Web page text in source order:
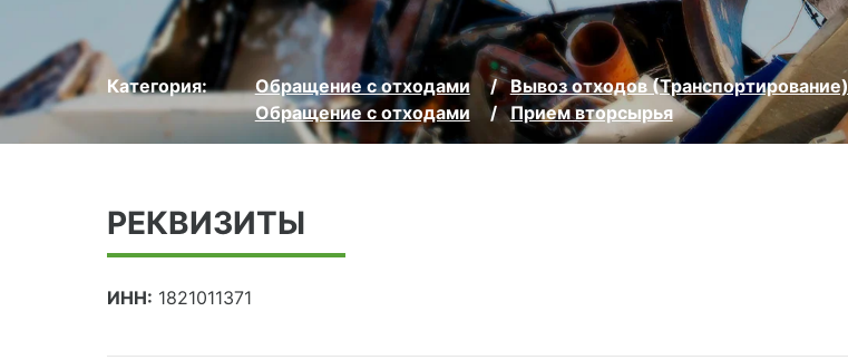
Категория: Обращение с отходами
Вывоз отходов (Транспортирование)
Обращение с отходами
Прием вторсырья
РЕКВИЗИТЫ
ИНН: 1821011371